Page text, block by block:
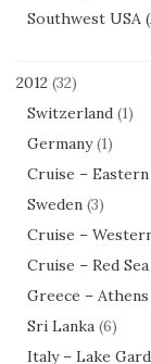
Southwest
2012 (32)
Switzerland (1)
Germany(1)
Cruise –
Sweden (3)
Cruise –
Cruise – Red Sea
Greece – Athens
Sri Lanka (6)
Italy – Lake